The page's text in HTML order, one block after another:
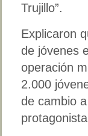
Trujillo”.
Explicaron
de jóvenes
operación
2.000
de cambio